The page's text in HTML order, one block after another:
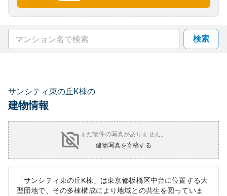
検索
サンシティ東の丘K棟の
建物情報
まだ物件の写真がありません。
建物写真を寄稿する
「サンシティ東の丘K棟」は東京都板橋区中台に位置する大
型団地で、その多棟構成により地域との共生を図っていま